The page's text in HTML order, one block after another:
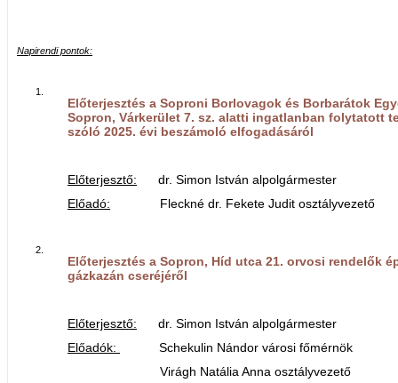
Napirendi pontok:
1.
Előterjesztés a Soproni Borlovagok és Borbarátok
Sopron, Várkerület 7. sz. alatti ingatlanban folytatott
szóló 2025. évi beszámoló elfogadásáról
Előterjesztő: dr. Simon István alpolgármester
Előadó: Fleckné dr. Fekete Judit osztályvezető
2.
Előterjesztés a Sopron, Híd utca 21. orvosi rendelők
gázkazán cseréjéről
Előterjesztő: dr. Simon István alpolgármester
Előadók:
Schekulin Nándor városi főmérnök
Virágh Natália Anna osztályvezető